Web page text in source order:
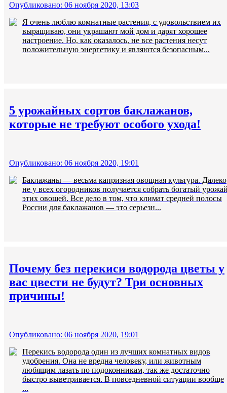
Опубликовано: 06 ноября 2020, 13:03
Я очень люблю комнатные растения, с удовольствием их
выращиваю, они украшают мой дом и дарят хорошее
настроение. Но, как оказалось, не все растения несут
положительную энергетику и являются безопасным...
5 урожайных сортов баклажанов,
которые не требуют особого ухода!
Опубликовано: 06 ноября 2020, 19:01
Баклажаны — весьма капризная овощная культура. Далеко
не у всех огородников получается собрать богатый
этих овощей. Все дело в том, что климат средней полосы
России для баклажанов — это серьезн...
Почему без перекиси водорода цветы у
вас цвести не будут? Три основных
причины!
Опубликовано: 06 ноября 2020, 19:01
Перекись водорода один из лучших комнатных видов
удобрения. Она не вредна человеку, или животным
любящим лазать по подоконникам, так же достаточно
быстро выветривается. В повседневной ситуации вообще
...